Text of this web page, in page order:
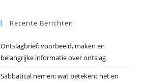
Recente Berichten
Ontslagbrief: voorbeeld, maken en
belangrijke informatie over ontslag
Sabbatical nemen: wat betekent het en